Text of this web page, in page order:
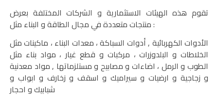
تقوم هذه الهيئات الاستثمارية و الشركات المختلفة بعرض
منتجات متعددة في مجال الطاقة و البناء مثل :
الأدوات الكهربائية , أدوات السباكة ، معدات البناء ، ماكينات مثل
الخلاطات و البلدوزرات ، مركبات و قطع غيار ، مواد بناء مثل
الطوب و الرمل ، اضاءات و مصابيح و مستلزماتها , مواد معدنية
و زجاجية و ارضيات و سيراميك و اسقف و زخارف و ابواب و
شبابيك و احجار